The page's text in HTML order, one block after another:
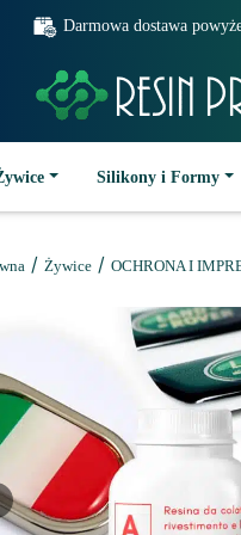
Darmowa dostawa
Silikony i Formy
/ Żywice / OCHRONA I